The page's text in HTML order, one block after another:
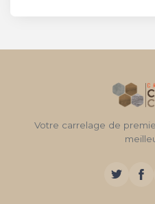
Votre carrelage de